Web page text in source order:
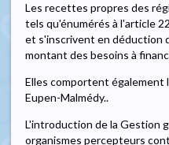
Les recettes propres des
tels qu'énumérés à l'article
et s'inscrivent en déduction
montant des besoins à
Elles comportent également
Eupen-Malmédy..
L'introduction de la Gestion
organismes percepteurs